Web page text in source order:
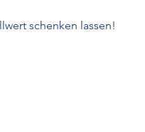
schenken lassen!